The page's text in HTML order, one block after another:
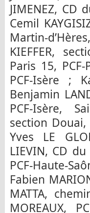
JIMENEZ, CD
Cemil
Martin-
KIEFFER,
Paris 15,
PCF-Isère ;
Benjamin
PCF-Isère,
section Douai,
Yves LE
LIEVIN, CD
PCF-Haute-
Fabien
MATTA,
MOREAUX,